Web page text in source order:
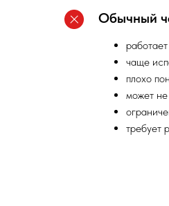
Обычный
чаще
плохо
может
требует